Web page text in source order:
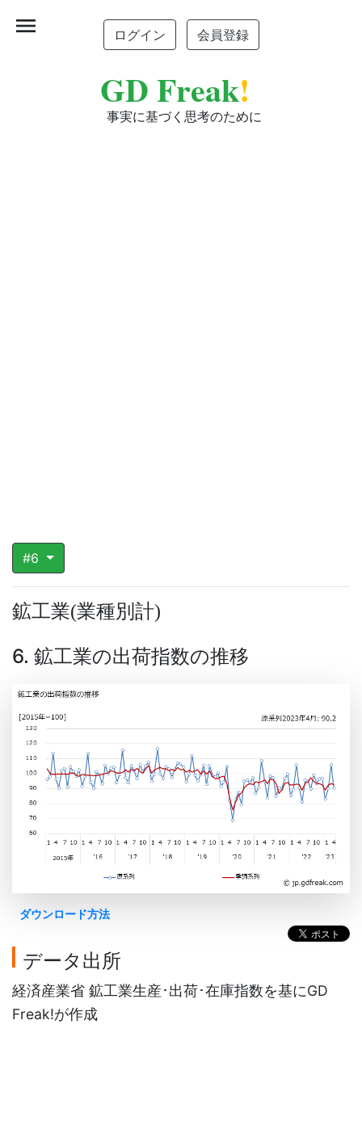
ログイン 会員登録
GD Freak!
事実に基づく思考のために
menu
#6
鉱工業(業種別計)
6. 鉱工業の出荷指数の推移
ダウンロード方法
データ出所
経済産業省 鉱工業生産･出荷･在庫指数を基にGD
Freak!が作成